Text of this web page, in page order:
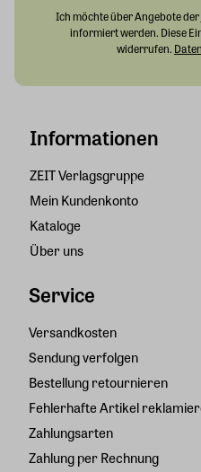
Informationen
ZEIT Verlagsgruppe
Mein Kundenkonto
Kataloge
Über uns
Service
Versandkosten
Sendung verfolgen
Bestellung retournieren
Fehlerhafte Artikel
Zahlungsarten
Zahlung per Rechnung
Ich möchte über Angebote der
informiert werden. Diese
widerrufen.